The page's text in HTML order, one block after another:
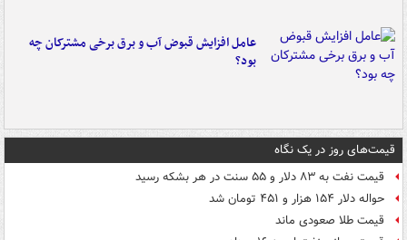
عامل افزایش قبوض آب و برق برخی مشترکان چه
بود؟
قیمت‌های روز در یک نگاه
قیمت نفت به ۸۳ دلار و ۵۵ سنت در هر بشکه رسید
حواله دلار ۱۵۴ هزار و ۴۵۱ تومان شد
قیمت طلا صعودی ماند